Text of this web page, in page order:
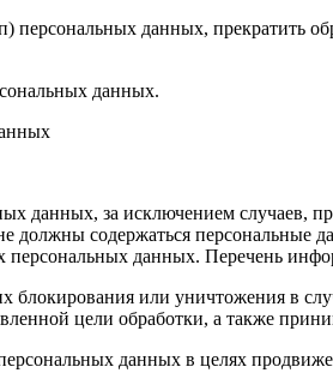
персональных данных,
данных.
данных, за исключением случаев,
содержаться персональные
персональных данных. Перечень
блокирования или уничтожения в
цели обработки, а также
данных в целях